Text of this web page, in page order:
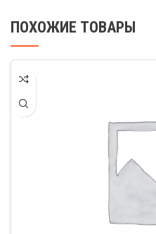
ПОХОЖИЕ ТОВАРЫ